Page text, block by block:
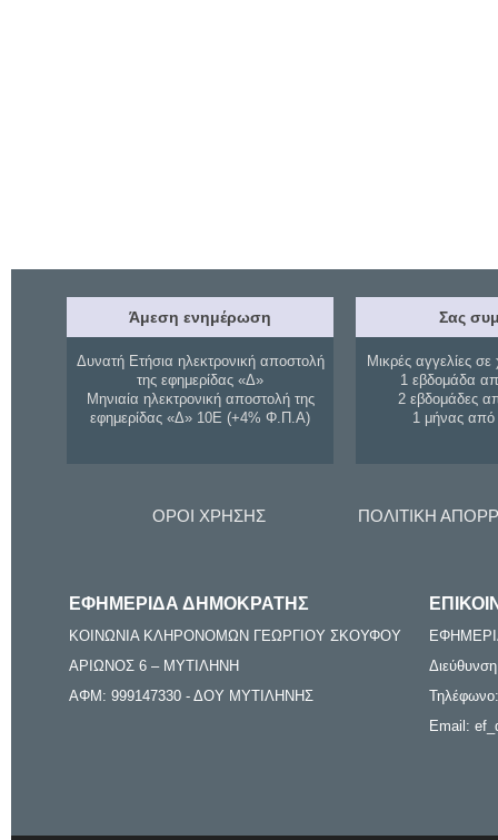
Άμεση ενημέρωση
Δυνατή Ετήσια ηλεκτρονική αποστολή
της εφημερίδας «Δ»
Μηνιαία ηλεκτρονική αποστολή της
εφημερίδας «Δ» 10Ε (+4% Φ.Π.Α)
Σας
Μικρές αγγελίες σε
1 εβδομάδα
2 εβδομάδες
1 μήνας
ΟΡΟΙ ΧΡΗΣΗΣ ΠΟΛΙΤΙΚΗ
ΕΦΗΜΕΡΙΔΑ ΔΗΜΟΚΡΑΤΗΣ
ΚΟΙΝΩΝΙΑ ΚΛΗΡΟΝΟΜΩΝ ΓΕΩΡΓΙΟΥ ΣΚΟΥΦΟΥ
ΑΡΙΩΝΟΣ 6 – ΜΥΤΙΛΗΝΗ
ΑΦΜ: 999147330 - ΔΟΥ ΜΥΤΙΛΗΝΗΣ
Email: